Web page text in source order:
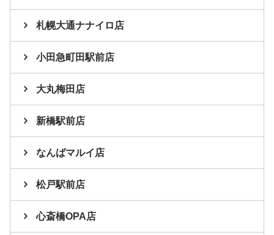
札幌大通ナナイロ店
小田急町田駅前店
大丸梅田店
新橋駅前店
なんばマルイ店
松戸駅前店
心斎橋OPA店